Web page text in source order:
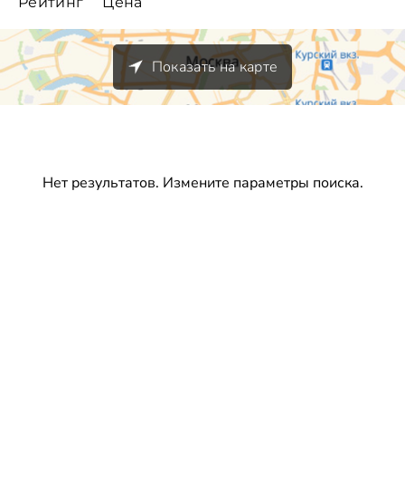
Показать на карте
Нет результатов. Измените параметры поиска.